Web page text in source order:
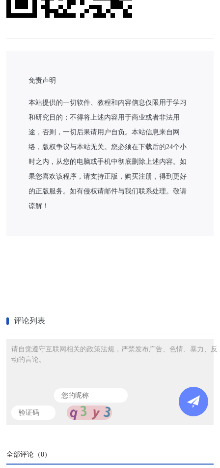
免责声明
本站提供的一切软件、教程和内容信息仅限用于学习
和研究目的；不得将上述内容用于商业或者非法用
途，否则，一切后果请用户自负。本站信息来自网
络，版权争议与本站无关。您必须在下载后的24个小
时之内，从您的电脑或手机中彻底删除上述内容。如
果您喜欢该程序，请支持正版，购买注册，得到更好
的正版服务。如有侵权请邮件与我们联系处理。敬请
谅解！
评论列表
请自觉遵守互联网相关的政策法规，严禁发布广告、色情、暴力、反
动的言论。
全部评论（0）